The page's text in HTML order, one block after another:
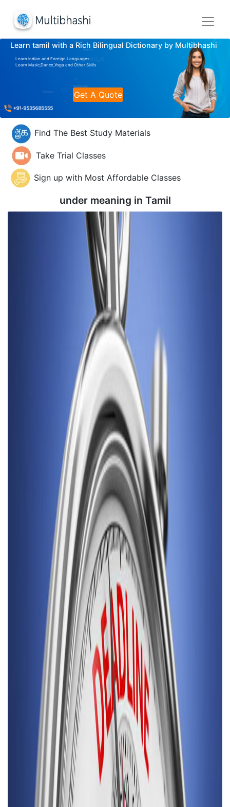
Learn tamil with a Rich Bilingual Dictionary by Multibhashi
Learn Indian and Foreign Languages
Learn Music,Dance,Yoga and Other Skills
Get A Quote
Find The Best Study Materials
Take Trial Classes
Sign up with Most Affordable Classes
under meaning in Tamil